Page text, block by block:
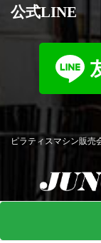
公式LINE
ピラティスマシン販売